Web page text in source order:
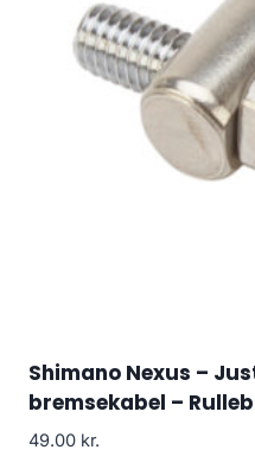
Shimano Nexus –
bremsekabel –
49.00 kr.